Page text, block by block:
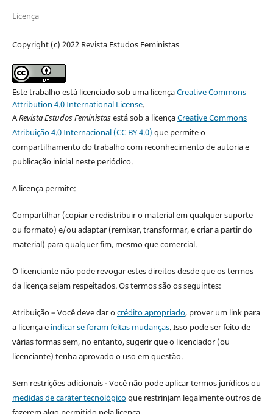
Licença
Copyright (c) 2022 Revista Estudos Feministas
Este trabalho está licenciado sob uma licençaCreative Commons
Attribution 4.0 International License.
ARevista Estudos Feministasestá sob a licençaCreative Commons
Atribuição 4.0 Internacional (CC BY 4.0) que permite o
compartilhamento do trabalho com reconhecimento de autoria e
publicação inicial neste periódico.
A licença permite:
Compartilhar (copiar e redistribuir o material em qualquer suporte
ou formato) e/ou adaptar (remixar, transformar, e criar a partir do
material) para qualquer fim, mesmo que comercial.
O licenciante não pode revogar estes direitos desde que os termos
da licença sejam respeitados. Os termos são os seguintes:
Atribuição – Você deve dar ocrédito apropriado, prover um link para
a licença e indicar se foram feitas mudanças. Isso pode ser feito de
várias formas sem, no entanto, sugerir que o licenciador (ou
licenciante) tenha aprovado o uso em questão.
Sem restrições adicionais - Você não pode aplicar termos jurídicos ou
medidas de caráter tecnológicoque restrinjam legalmente outros de